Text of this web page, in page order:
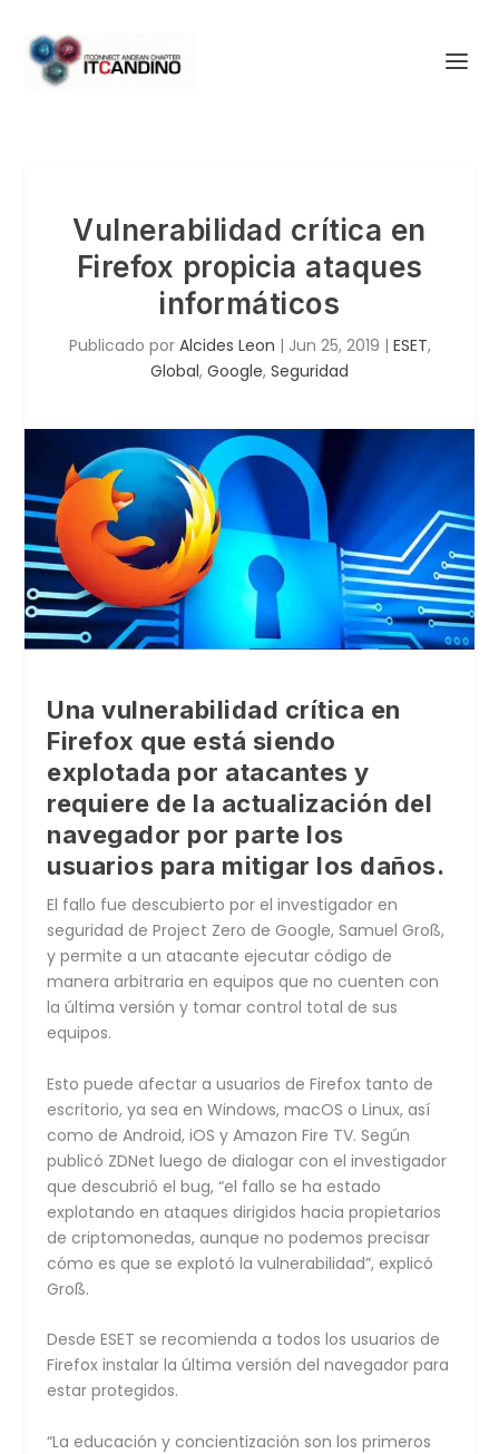
Vulnerabilidad crítica en
Firefox propicia ataques
informáticos
Publicado por Alcides Leon | Jun 25, 2019 | ESET,
Global, Google, Seguridad
Una vulnerabilidad crítica en
Firefox que está siendo
explotada por atacantes y
requiere de la actualización del
navegador por parte los
usuarios para mitigar los daños.
El fallo fue descubierto por el investigador en
seguridad de Project Zero de Google, Samuel Groß,
y permite a un atacante ejecutar código de
manera arbitraria en equipos que no cuenten con
la última versión y tomar control total de sus
equipos.
Esto puede afectar a usuarios de Firefox tanto de
escritorio, ya sea en Windows, macOS o Linux, así
como de Android, iOS y Amazon Fire TV. Según
publicó ZDNet luego de dialogar con el investigador
que descubrió el bug, “el fallo se ha estado
explotando en ataques dirigidos hacia propietarios
de criptomonedas, aunque no podemos precisar
cómo es que se explotó la vulnerabilidad”, explicó
Groß.
Desde ESET se recomienda a todos los usuarios de
Firefox instalar la última versión del navegador para
estar protegidos.
“La educación y concientización son los primeros